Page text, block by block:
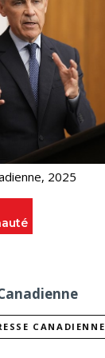
2025
CANADIENNE